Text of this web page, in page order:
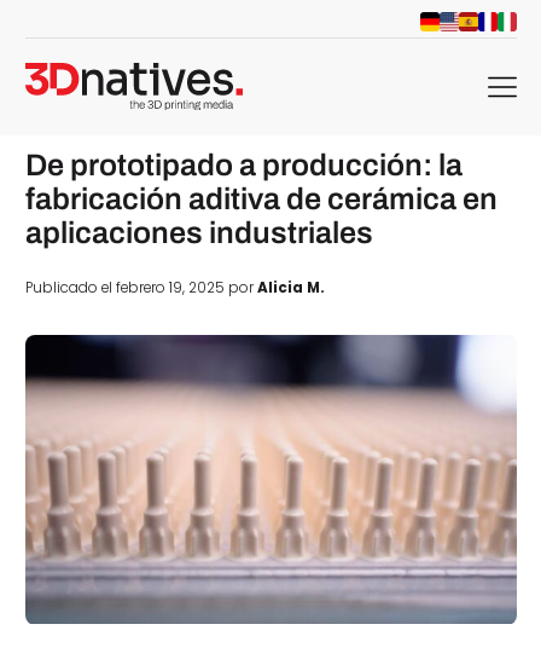
menu
De prototipado a producción: la
fabricación aditiva de cerámica en
aplicaciones industriales
Publicado el febrero 19, 2025 porAlicia M.